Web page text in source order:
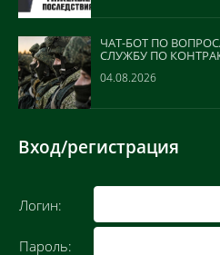
ЧАТ-БОТ ПО
СЛУЖБУ ПО
04.08.2026
Вход/регистрация
Логин:
Пароль: